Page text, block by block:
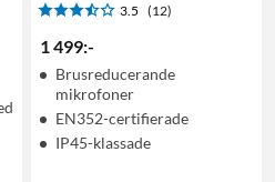
3.5 (12)
1 499:-
Brusreducerande
mikrofoner
EN352-certifierade
IP45-klassade